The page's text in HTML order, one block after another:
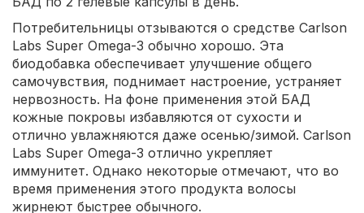
Потребительницы отзываются о средстве Carlson
Labs Super Omega-3 обычно хорошо. Эта
биодобавка обеспечивает улучшение общего
самочувствия, поднимает настроение, устраняет
нервозность. На фоне применения этой БАД
кожные покровы избавляются от сухости и
отлично увлажняются даже осенью/зимой. Carlson
Labs Super Omega-3 отлично укрепляет
иммунитет. Однако некоторые отмечают, что во
время применения этого продукта волосы
жирнеют быстрее обычного.